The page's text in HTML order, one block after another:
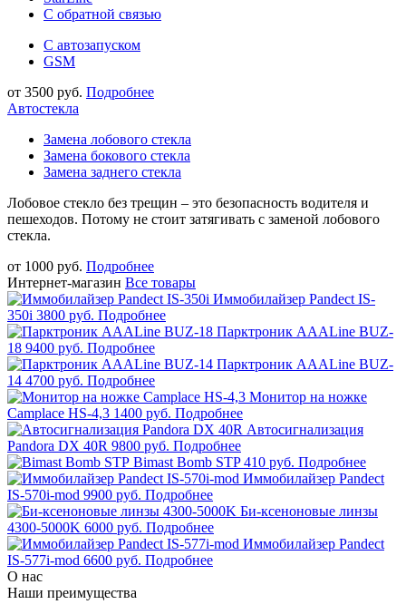
С обратной связью
С автозапуском
GSM
от 3500 руб. Подробнее
Автостекла
Замена лобового стекла
Замена бокового стекла
Замена заднего стекла
Лобовое стекло без трещин – это безопасность водителя и
пешеходов. Потому не стоит затягивать с заменой лобового
стекла.
от 1000 руб. Подробнее
Интернет-магазин Все товары
Иммобилайзер Pandect IS-
350i 3800 руб. Подробнее
Парктроник AAALine BUZ-
18 9400 руб. Подробнее
Парктроник AAALine BUZ-
14 4700 руб. Подробнее
Монитор на ножке
Camplace HS-4,3 1400 руб. Подробнее
Автосигнализация
Pandora DX 40R 9800 руб. Подробнее
Bimast Bomb STP 410 руб. Подробнее
Иммобилайзер Pandect
IS-570i-mod 9900 руб. Подробнее
Би-ксеноновые линзы
4300-5000K 6000 руб. Подробнее
Иммобилайзер Pandect
IS-577i-mod 6600 руб. Подробнее
О нас
Наши преимущества